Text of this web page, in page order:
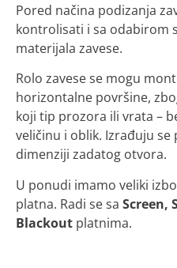
Pored načina podizanja
kontrolisati i sa odabirom
materijala zavese.
Rolo zavese se mogu
horizontalne površine,
koji tip prozora ili vrata –
veličinu i oblik. Izrađuju
dimenziji zadatog otvora.
U ponudi imamo veliki
platna. Radi se sa Screen,
Blackout platnima.